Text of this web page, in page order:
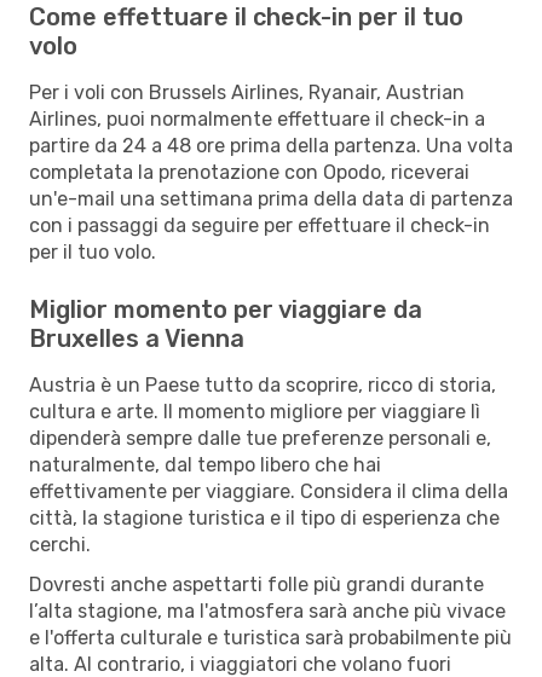
Come effettuare il check-in per il tuo
volo
Per i voli con Brussels Airlines, Ryanair, Austrian
Airlines, puoi normalmente effettuare il check-in a
partire da 24 a 48 ore prima della partenza. Una volta
completata la prenotazione con Opodo, riceverai
un'e-mail una settimana prima della data di partenza
con i passaggi da seguire per effettuare il check-in
per il tuo volo.
Miglior momento per viaggiare da
Bruxelles a Vienna
Austria è un Paese tutto da scoprire, ricco di storia,
cultura e arte. Il momento migliore per viaggiare lì
dipenderà sempre dalle tue preferenze personali e,
naturalmente, dal tempo libero che hai
effettivamente per viaggiare. Considera il clima della
città, la stagione turistica e il tipo di esperienza che
cerchi.
Dovresti anche aspettarti folle più grandi durante
l’alta stagione, ma l'atmosfera sarà anche più vivace
e l'offerta culturale e turistica sarà probabilmente più
alta. Al contrario, i viaggiatori che volano fuori